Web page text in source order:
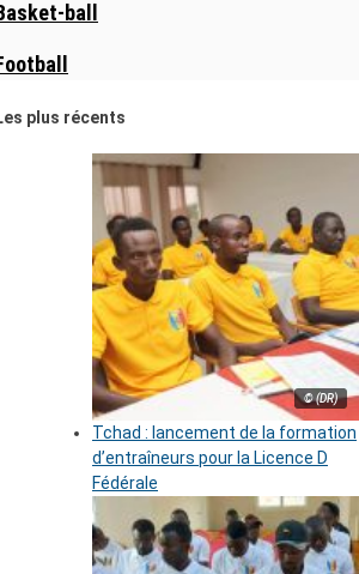
ball
plus récents
© (DR)
Tchad : lancement de la formation
d’entraîneurs pour la Licence D
Fédérale